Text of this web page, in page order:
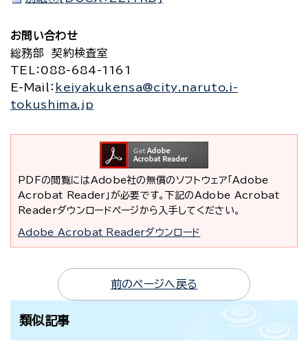
お問い合わせ
総務部 契約検査室
TEL
：088-684-1161
E-Mail
： keiyakukensa@city.naruto.i-
tokushima.jp
PDFの閲覧にはAdobe社の無償のソフトウェア「Adobe
Acrobat Reader」が必要です。下記のAdobe Acrobat
Readerダウンロードページから入手してください。
Adobe Acrobat Readerダウンロード
前のページへ戻る
類似記事